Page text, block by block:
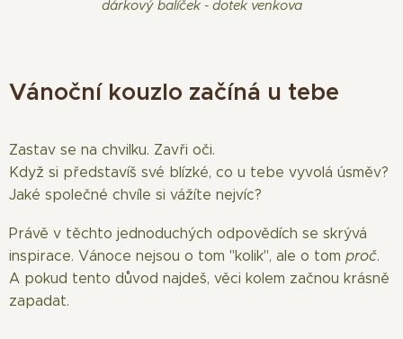
dárkový balíček - dotek venkova
Vánoční kouzlo začíná u tebe
Zastav se na chvilku. Zavři oči.
Když si představíš své blízké, co u tebe vyvolá úsměv?
Jaké společné chvíle si vážíte nejvíc?
Právě v těchto jednoduchých odpovědích se skrývá
inspirace. Vánoce nejsou o tom "kolik", ale o tom proč.
A pokud tento důvod najdeš, věci kolem začnou krásně
zapadat.